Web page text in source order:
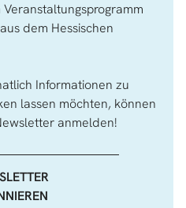
dem Hessischen
Informationen zu
lassen möchten, können
anmelden!